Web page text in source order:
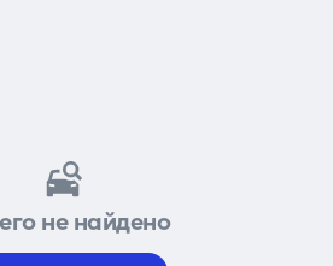
не найдено